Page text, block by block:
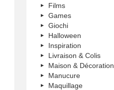
Films
Games
Giochi
Halloween
Inspiration
Livraison & Colis
Maison & Décoration
Manucure
Maquillage